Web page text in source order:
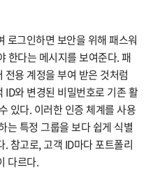
로그인하면 보안을 위해 패스워
한다는 메시지를 보여준다. 패
용 계정을 부여 받은 것처럼
ID와 변경된 비밀번호로 기존 활
있다. 이러한 인증 체계를 사용
는 특정 그룹을 보다 쉽게 식별
참고로, 고객 ID마다 포트폴리
다르다.